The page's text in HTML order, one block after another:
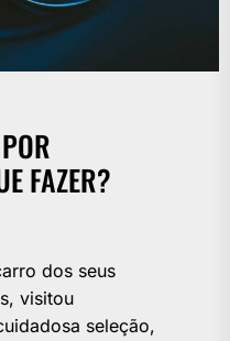
FAZER?
dos seus
visitou
seleção,